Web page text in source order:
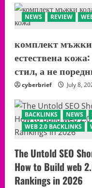
NEWS REVIEW
комплект
естествена
стил, а не
cyberbrief July 8,
BACKLINKS NEWS
WEB 2.0 BACKLINKS
The Untold SEO
How to Build web
Rankings in 2026